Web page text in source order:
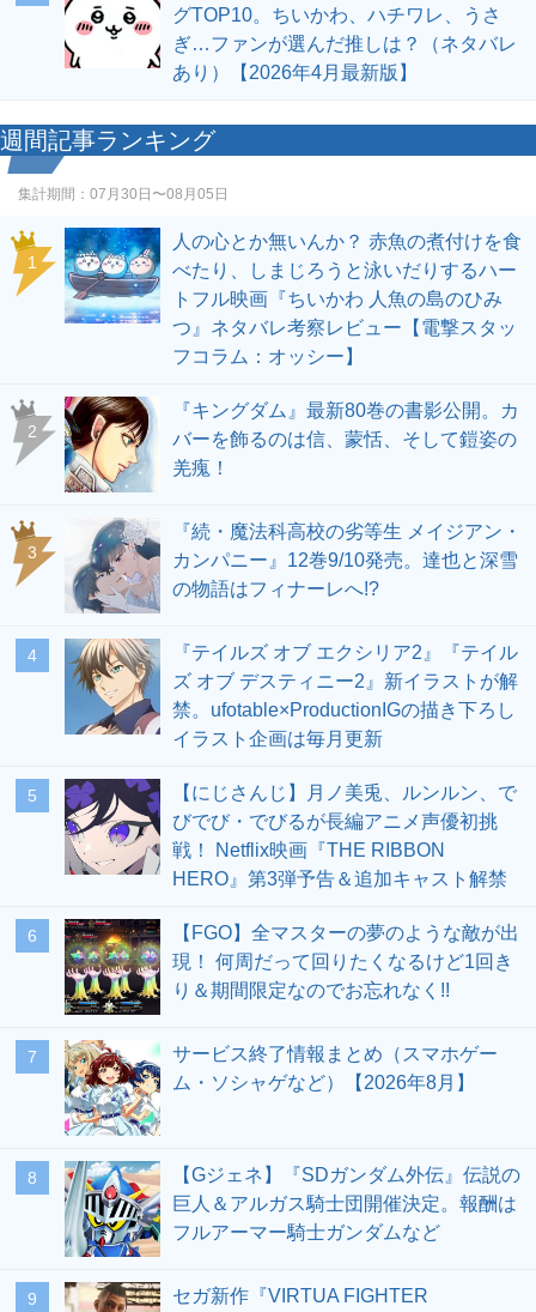
グTOP10。ちいかわ、ハチワレ、うさ
ぎ…ファンが選んだ推しは？（ネタバレ
あり）【2026年4月最新版】
週間記事ランキング
集計期間： 07月30日〜08月05日
1
人の心とか無いんか？ 赤魚の煮付けを食
べたり、しまじろうと泳いだりするハー
トフル映画『ちいかわ 人魚の島のひみ
つ』ネタバレ考察レビュー【電撃スタッ
フコラム：オッシー】
2
『キングダム』最新80巻の書影公開。カ
バーを飾るのは信、蒙恬、そして鎧姿の
羌瘣！
3
『続・魔法科高校の劣等生 メイジアン・
カンパニー』12巻9/10発売。達也と深雪
の物語はフィナーレへ!?
4
『テイルズ オブ エクシリア2』『テイル
ズ オブ デスティニー2』新イラストが解
禁。ufotable×ProductionIGの描き下ろし
イラスト企画は毎月更新
5
【にじさんじ】月ノ美兎、ルンルン、で
びでび・でびるが長編アニメ声優初挑
戦！ Netflix映画『THE RIBBON
HERO』第3弾予告＆追加キャスト解禁
6
【FGO】全マスターの夢のような敵が出
現！ 何周だって回りたくなるけど1回き
り＆期間限定なのでお忘れなく!!
7
サービス終了情報まとめ（スマホゲー
ム・ソシャゲなど）【2026年8月】
8
【Gジェネ】『SDガンダム外伝』伝説の
巨人＆アルガス騎士団開催決定。報酬は
フルアーマー騎士ガンダムなど
9
セガ新作『VIRTUA FIGHTER